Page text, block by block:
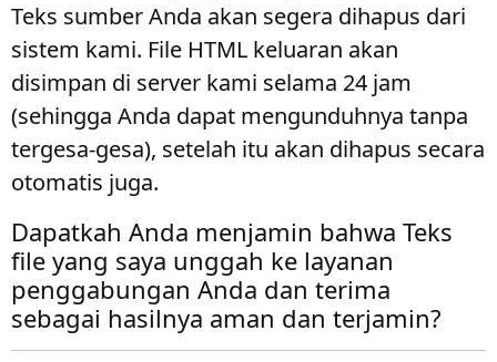
Teks sumber Anda akan segera dihapus dari
sistem kami. File HTML keluaran akan
disimpan di server kami selama 24 jam
(sehingga Anda dapat mengunduhnya tanpa
tergesa-gesa), setelah itu akan dihapus secara
otomatis juga.
Dapatkah Anda menjamin bahwa Teks
file yang saya unggah ke layanan
penggabungan Anda dan terima
sebagai hasilnya aman dan terjamin?